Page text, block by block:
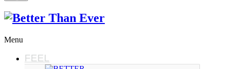
Menu
FEEL